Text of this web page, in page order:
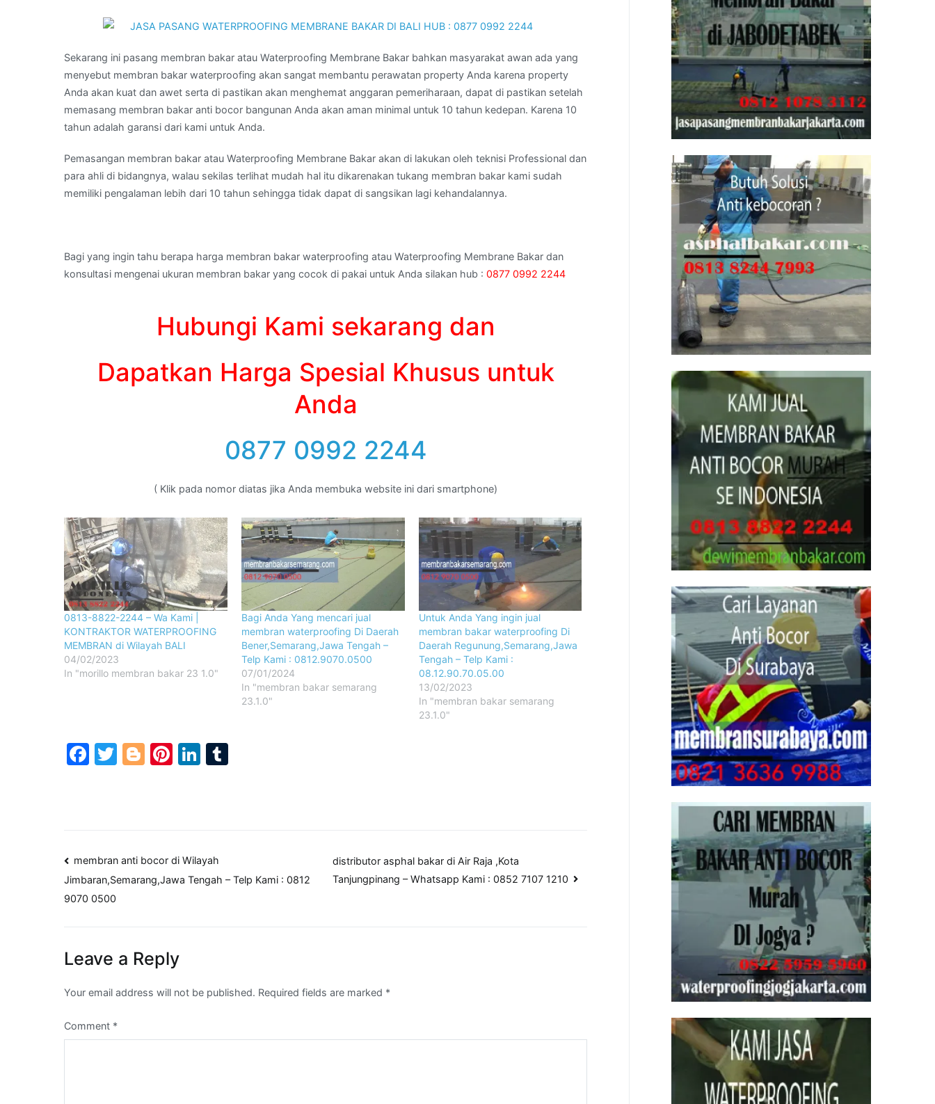
Sekarang ini pasang membran bakar atau Waterproofing Membrane Bakar bahkan masyarakat awan ada yang
menyebut membran bakar waterproofing akan sangat membantu perawatan property Anda karena property
Anda akan kuat dan awet serta di pastikan akan menghemat anggaran pemeriharaan, dapat di pastikan setelah
memasang membran bakar anti bocor bangunan Anda akan aman minimal untuk 10 tahun kedepan. Karena 10
tahun adalah garansi dari kami untuk Anda.
Pemasangan membran bakar atau Waterproofing Membrane Bakar akan di lakukan oleh teknisi Professional dan
para ahli di bidangnya, walau sekilas terlihat mudah hal itu dikarenakan tukang membran bakar kami sudah
memiliki pengalaman lebih dari 10 tahun sehingga tidak dapat di sangsikan lagi kehandalannya.
Bagi yang ingin tahu berapa harga membran bakar waterproofing atau Waterproofing Membrane Bakar dan
konsultasi mengenai ukuran membran bakar yang cocok di pakai untuk Anda silakan hub : 0877 0992 2244
Hubungi Kami sekarang dan
Dapatkan Harga Spesial Khusus untuk
Anda
0877 0992 2244
( Klik pada nomor diatas jika Anda membuka website ini dari smartphone)
0813-8822-2244 – Wa Kami |
KONTRAKTOR WATERPROOFING
MEMBRAN di Wilayah BALI
04/02/2023
In "morillo membran bakar 23 1.0"
Bagi Anda Yang mencari jual
membran waterproofing Di Daerah
Bener,Semarang,Jawa Tengah –
Telp Kami : 0812.9070.0500
07/01/2024
In "membran bakar semarang
23.1.0"
Untuk Anda Yang ingin jual
membran bakar waterproofing Di
Daerah Regunung,Semarang,Jawa
Tengah – Telp Kami :
08.12.90.70.05.00
13/02/2023
In "membran bakar semarang
23.1.0"
Facebook
Twitter
Blogger
Pinterest
LinkedIn
Post
navigation
membran anti bocor di Wilayah
Jimbaran,Semarang,Jawa Tengah – Telp Kami : 0812
9070 0500
distributor asphal bakar di Air Raja ,Kota
Tanjungpinang – Whatsapp Kami : 0852 7107 1210
Leave a Reply
Your email address will not be published. Required fields are marked *
Comment *